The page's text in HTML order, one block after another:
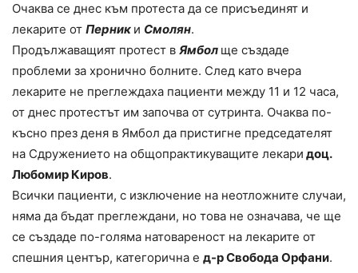
Очаква се днес към протеста да се присъединят и
лекарите от Перник и Смолян.
Продължаващият протест в Ямбол ще създаде
проблеми за хронично болните. След като вчера
лекарите не преглеждаха пациенти между 11 и 12 часа,
от днес протестът им започва от сутринта. Очаква по-
късно през деня в Ямбол да пристигне председателят
на Сдружението на общопрактикуващите лекари доц.
Любомир Киров.
Всички пациенти, с изключение на неотложните случаи,
няма да бъдат преглеждани, но това не означава, че ще
се създаде по-голяма натовареност на лекарите от
спешния център, категорична е д-р Свобода Орфани.